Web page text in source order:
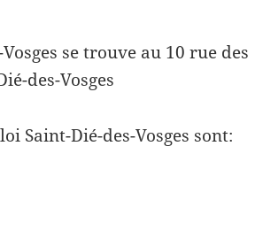
se trouve au 10 rue des
des-Vosges
Saint-Dié-des-Vosges sont: